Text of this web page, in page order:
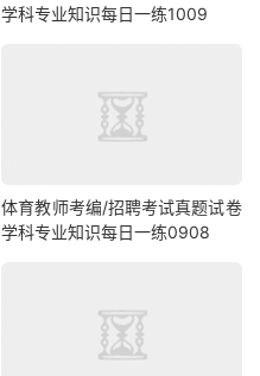
学科专业知识每日一练1009
体育教师考编/招聘考试真题试卷
学科专业知识每日一练0908